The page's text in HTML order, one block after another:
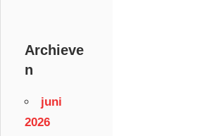
Archieve
n
juni
2026